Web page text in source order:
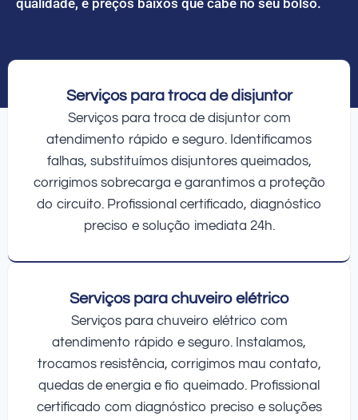
Serviços para troca de disjuntor
Serviços para troca de disjuntor com
atendimento rápido e seguro. Identificamos
falhas, substituímos disjuntores queimados,
corrigimos sobrecarga e garantimos a proteção
do circuito. Profissional certificado, diagnóstico
preciso e solução imediata 24h.
Serviços para chuveiro elétrico
Serviços para chuveiro elétrico com
atendimento rápido e seguro. Instalamos,
trocamos resistência, corrigimos mau contato,
quedas de energia e fio queimado. Profissional
certificado com diagnóstico preciso e soluções